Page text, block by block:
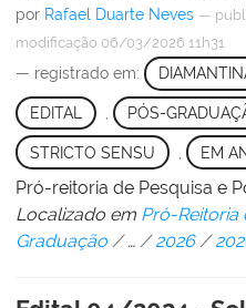
por Rafael Duarte Neves —
modificação 06/03/2026 11h31
— registrado em:
EDITAL PÓS-
STRICTO SENSU EM
Pró-reitoria de Pesquisa e
Localizado em Pró-Reitoria
Graduação /… /2026 /